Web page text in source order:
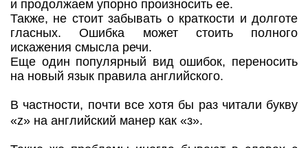
и продолжаем упорно произносить ее.
Также, не стоит забывать о краткости и долготе
гласных. Ошибка может стоить полного
искажения смысла речи.
Еще один популярный вид ошибок, переносить
на новый язык правила английского.
В частности, почти все хотя бы раз читали букву
«z» на английский манер как «з».